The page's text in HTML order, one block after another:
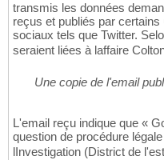
transmis les données
reçus et publiés par
sociaux tels que Twitter.
seraient liées à laffaire
Une copie de l'email
L'email reçu indique que «
question de procédure
lInvestigation (District de